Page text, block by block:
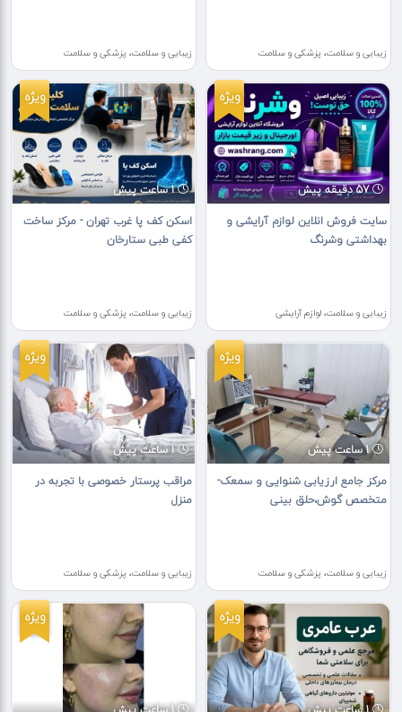
زیبایی و سلامت، پزشکی و سلامت زیبایی و سلامت، پزشکی و سلامت
ویژه
57 دقیقه پیش
سایت فروش انلاین لوازم آرایشی و
بهداشتی وشرنگ
زیبایی و سلامت، لوازم آرایشی
ویژه
1 ساعت پیش
اسکن کف پا غرب تهران - مرکز ساخت
کفی طبی ستارخان
زیبایی و سلامت، پزشکی و سلامت
ویژه
1 ساعت پیش
مرکز جامع ارزیابی شنوایی و سمعک-
متخصص گوش،حلق بینی
زیبایی و سلامت، پزشکی و سلامت
ویژه
1 ساعت پیش
مراقب پرستار خصوصی با تجربه در
منزل
زیبایی و سلامت، پزشکی و سلامت
ویژه ویژه